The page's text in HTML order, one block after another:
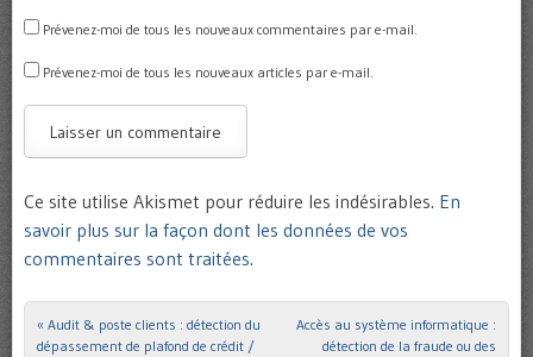
Prévenez-moi de tous les nouveaux commentaires par e-mail.
Prévenez-moi de tous les nouveaux articles par e-mail.
Ce site utilise Akismet pour réduire les indésirables. En
savoir plus sur la façon dont les données de vos
commentaires sont traitées.
Post navigation
« Audit & poste clients : détection du
dépassement de plafond de crédit /
Accès au système informatique :
détection de la fraude ou des